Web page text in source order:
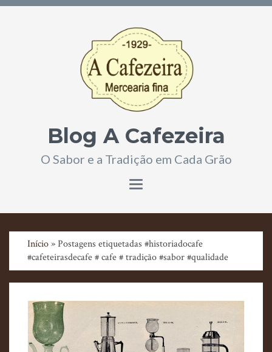
Blog A Cafezeira
O Sabor e a Tradição em Cada Grão
Toggle
Início» Postagens etiquetadas #historiadocafe
#cafeteirasdecafe # cafe # tradição #sabor #qualidade